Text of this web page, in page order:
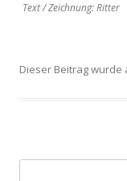
Text / Zeichnung: Ritter
Dieser Beitrag wurde